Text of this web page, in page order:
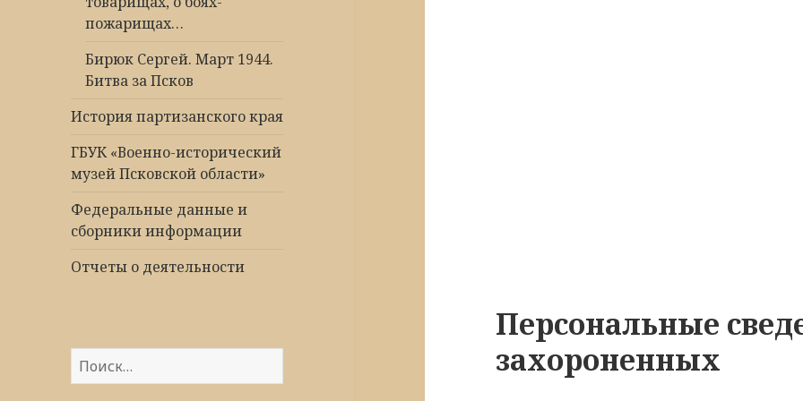
пожарищах…
Бирюк Сергей. Март 1944.
Битва за Псков
История партизанского края
ГБУК «Военно-исторический
музей Псковской области»
Федеральные данные и
сборники информации
Отчеты о деятельности
Н
а
Персональные
захороненных